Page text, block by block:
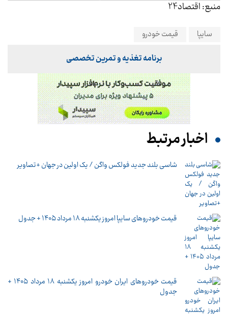
منبع: اقتصاد24
سایپا قیمت خودرو
برنامه تغذیه و تمرین تخصصی
اخبار مرتبط
شاسی بلند جدید فولکس واگن / یک اولین در جهان +تصاویر
قیمت خودرو‌های سایپا امروز یکشنبه ۱۸ مرداد ۱۴۰۵ + جدول
قیمت خودرو‌های ایران خودرو امروز یکشنبه ۱۸ مرداد ۱۴۰۵ +
جدول